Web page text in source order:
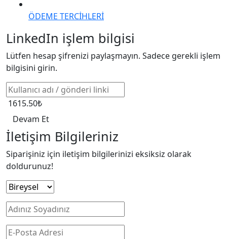
ÖDEME TERCİHLERİ
LinkedIn işlem bilgisi
Lütfen hesap şifrenizi paylaşmayın. Sadece gerekli işlem
bilgisini girin.
1615.50₺
Devam Et
İletişim Bilgileriniz
Siparişiniz için iletişim bilgilerinizi eksiksiz olarak
doldurunuz!